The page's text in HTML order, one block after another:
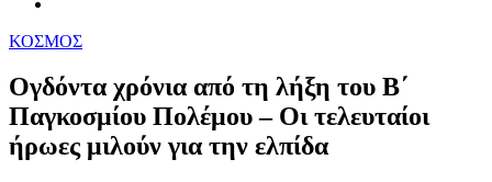
ΚΟΣΜΟΣ
Ογδόντα χρόνια από τη λήξη του Β΄
Παγκοσμίου Πολέμου – Οι τελευταίοι
ήρωες μιλούν για την ελπίδα